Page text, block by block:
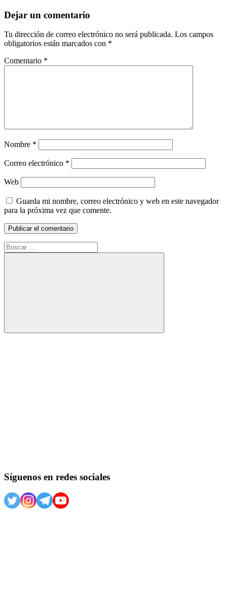
Dejar un comentario
Tu dirección de correo electrónico no será publicada. Los campos
obligatorios están marcados con *
Comentario *
Nombre *
Correo electrónico *
Web
Guarda mi nombre, correo electrónico y web en este navegador
para la próxima vez que comente.
Buscar:
Buscar
Síguenos en redes sociales